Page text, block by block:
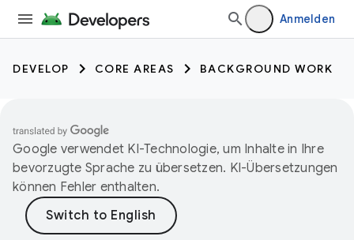
Anmelden
DEVELOP CORE AREAS BACKGROUND WORK
Google verwendet KI-Technologie, um Inhalte in Ihre
bevorzugte Sprache zu übersetzen. KI-Übersetzungen
können Fehler enthalten.